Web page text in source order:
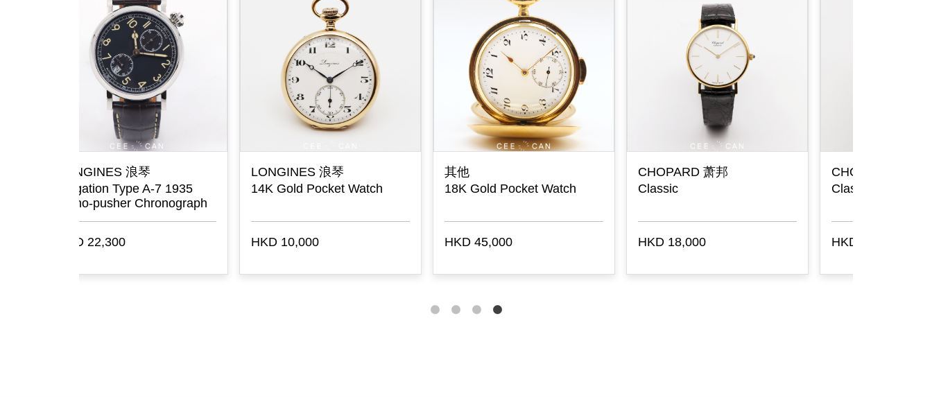
CHOPARD 萧邦
Classic
HKD 48,500
CHOPARD 萧邦
Diamond Set Bracelet
HKD 36,000
Polo
HKD 36,300
PIAGET 伯爵
Gouverneur
HKD 28,000